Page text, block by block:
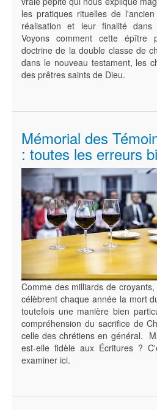
les pratiques rituelles de
réalisation et leur finalité dans
Voyons comment cette épître
doctrine de la double classe de
dans le nouveau testament, les
des prêtres saints de Dieu.
Mémorial des
: toutes les erreurs
Comme des milliards de
célèbrent chaque année la mort
toutefois une manière bien
compréhension du sacrifice de
celle des chrétiens en général.
est-elle fidèle aux Écritures ?
examiner ici.